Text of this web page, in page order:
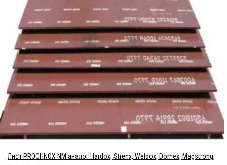
Лист PROCHNOX NM аналог Hardox, Strenx, Weldox, Domex, Magstrong,